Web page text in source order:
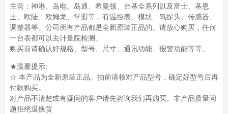
主营：神港、岛电、岛通、希曼顿、台基全系列以及富士、基恩
士、欧陆、欧姆龙、堡盟等，有温控表、模块、氧探头、传感器、
调整器等。公司所有产品都是全新原装正品的。请放心购买，任何
一台表都可以去计量院检测。
购买前请确认好规格、型号、尺寸、通讯功能、报警功能等等。
★温馨提示:
☆ 本产品为全新原装正品。拍前请核对产品型号，确定好型号后再
付款购买。
对产品不清楚或有疑问的客户请先咨询我们再购买。非产品质量问
题拒绝退换货